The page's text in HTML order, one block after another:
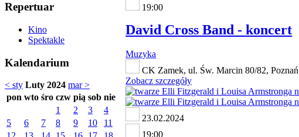
Repertuar
Kino
Spektakle
Kalendarium
< sty Luty 2024 mar >
pon wto śro czw pią sob nie
1
2 3
4
5
6 7 8 9 10
11
19:00
David Cross Band - koncert
Muzyka
CK Zamek, ul. Św. Marcin 80/82, Poznań
Zobacz szczegóły
23.02.2024
19:00